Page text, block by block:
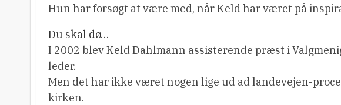
Hun har forsøgt at være med, når Keld har været på
Du skal dø…
I 2002 blev Keld Dahlmann assisterende præst i
leder.
Men det har ikke været nogen lige ud ad landevejen-
kirken.